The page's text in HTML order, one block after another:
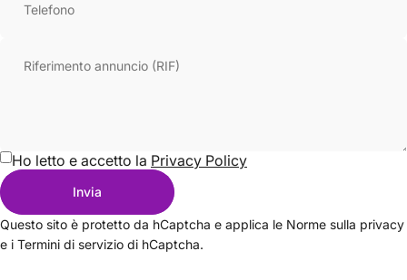
Telefono
Riferimento annuncio (RIF)
Ho letto e accetto la Privacy Policy
Invia
Invia
Questo sito è protetto da hCaptcha e applica le Norme sulla privacy
e i Termini di servizio di hCaptcha.